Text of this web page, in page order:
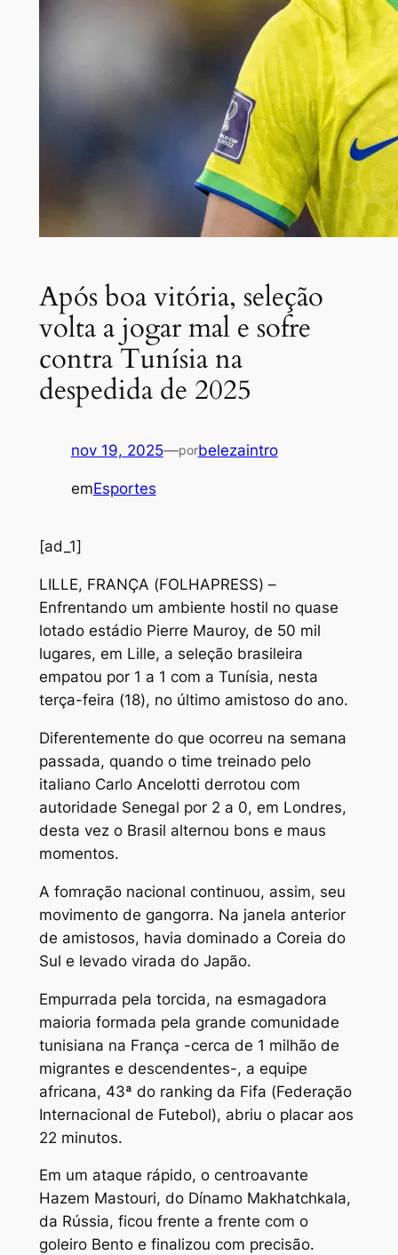
Após boa vitória, seleção
volta a jogar mal e sofre
contra Tunísia na
despedida de 2025
nov 19, 2025—porbelezaintro
emEsportes
[ad_1]
LILLE, FRANÇA (FOLHAPRESS) –
Enfrentando um ambiente hostil no quase
lotado estádio Pierre Mauroy, de 50 mil
lugares, em Lille, a seleção brasileira
empatou por 1 a 1 com a Tunísia, nesta
terça-feira (18), no último amistoso do ano.
Diferentemente do que ocorreu na semana
passada, quando o time treinado pelo
italiano Carlo Ancelotti derrotou com
autoridade Senegal por 2 a 0, em Londres,
desta vez o Brasil alternou bons e maus
momentos.
A fomração nacional continuou, assim, seu
movimento de gangorra. Na janela anterior
de amistosos, havia dominado a Coreia do
Sul e levado virada do Japão.
Empurrada pela torcida, na esmagadora
maioria formada pela grande comunidade
tunisiana na França -cerca de 1 milhão de
migrantes e descendentes-, a equipe
africana, 43ª do ranking da Fifa (Federação
Internacional de Futebol), abriu o placar aos
22 minutos.
Em um ataque rápido, o centroavante
Hazem Mastouri, do Dínamo Makhatchkala,
da Rússia, ficou frente a frente com o
goleiro Bento e finalizou com precisão.